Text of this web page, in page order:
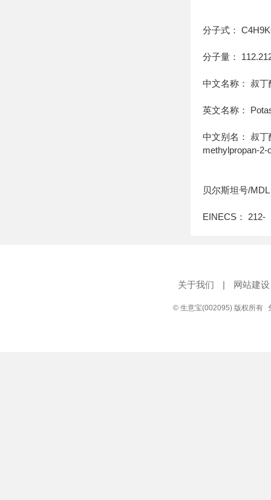
分子式：
分子量：
中文名称： 叔丁
英文名称：
中文别名： 叔
methylpropan-2-
贝尔斯坦号/
EINECS： 212-
关于我们 | 网站建设
© 生意宝(002095) 版权所有